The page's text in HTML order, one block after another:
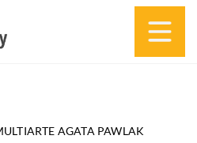
AGATA PAWLAK